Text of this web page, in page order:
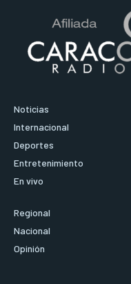
Noticias
Internacional
Deportes
Entretenimiento
En vivo
Regional
Nacional
Opinión